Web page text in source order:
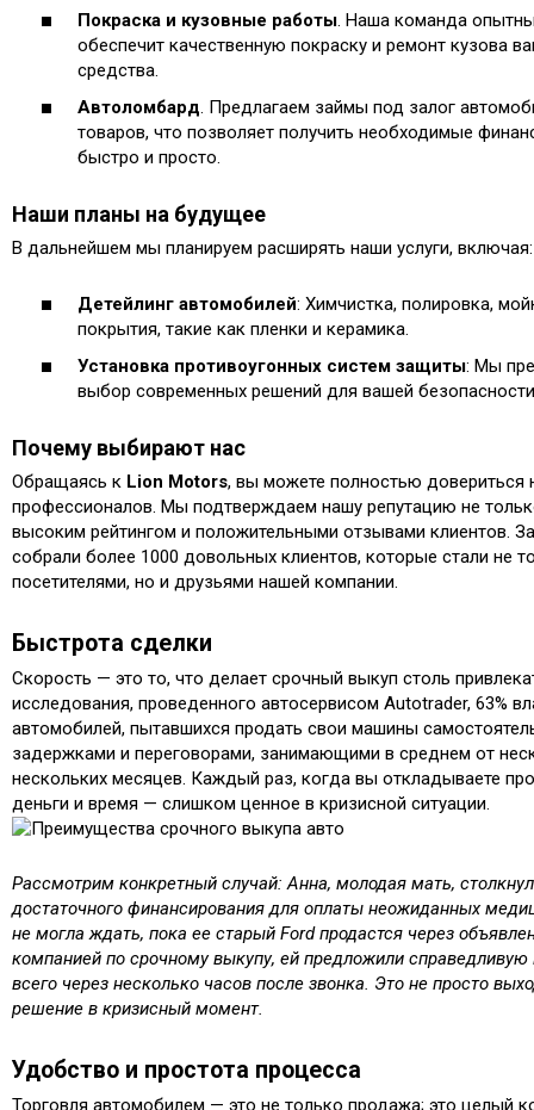
Покраска и кузовные работы. Наша команда
обеспечит качественную покраску и ремонт кузова
средства.
Автоломбард. Предлагаем займы под залог
товаров, что позволяет получить необходимые
быстро и просто.
Наши планы на будущее
В дальнейшем мы планируем расширять наши услуги, включая:
Детейлинг автомобилей: Химчистка, полировка,
покрытия, такие как пленки и керамика.
Установка противоугонных систем защиты: Мы
выбор современных решений для вашей
Почему выбирают нас
Обращаясь к Lion Motors, вы можете полностью довериться
профессионалов. Мы подтверждаем нашу репутацию не
высоким рейтингом и положительными отзывами клиентов.
собрали более 1000 довольных клиентов, которые стали не
посетителями, но и друзьями нашей компании.
Быстрота сделки
Скорость — это то, что делает срочный выкуп столь
исследования, проведенного автосервисом Autotrader, 63%
автомобилей, пытавшихся продать свои машины
задержками и переговорами, занимающими в среднем от
нескольких месяцев. Каждый раз, когда вы откладываете
деньги и время — слишком ценное в кризисной ситуации.
Рассмотрим конкретный случай: Анна, молодая мать,
достаточного финансирования для оплаты неожиданных
не могла ждать, пока ее старый Ford продастся через
компанией по срочному выкупу, ей предложили справедливую
всего через несколько часов после звонка. Это не просто
решение в кризисный момент.
Удобство и простота процесса
Торговля автомобилем — это не только продажа; это целый